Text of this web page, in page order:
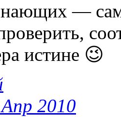
—
истине 😉
2010